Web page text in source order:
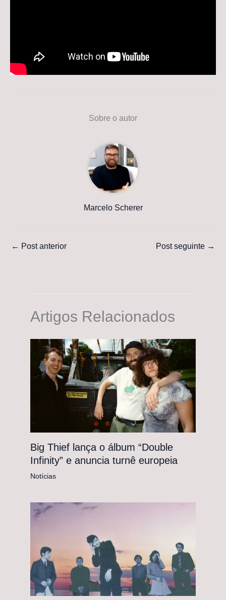
Sobre o autor
Marcelo Scherer
← Post anterior Post seguinte →
Artigos Relacionados
Big Thief lança o álbum “Double
Infinity” e anuncia turnê europeia
Notícias